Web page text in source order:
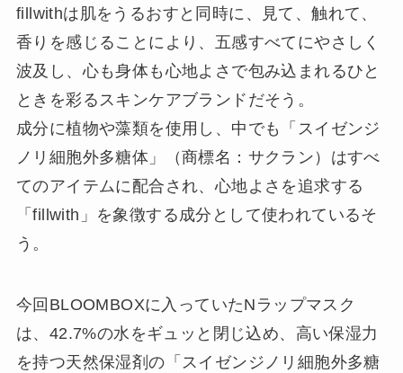
fillwithは肌をうるおすと同時に、見て、触れて、
香りを感じることにより、五感すべてにやさしく
波及し、心も身体も心地よさで包み込まれるひと
ときを彩るスキンケアブランドだそう。
成分に植物や藻類を使用し、中でも「スイゼンジ
ノリ細胞外多糖体」（商標名：サクラン）はすべ
てのアイテムに配合され、心地よさを追求する
「fillwith」を象徴する成分として使われているそ
う。
今回BLOOMBOXに入っていたNラップマスク
は、42.7%の水をギュッと閉じ込め、高い保湿力
を持つ天然保湿剤の「スイゼンジノリ細胞外多糖